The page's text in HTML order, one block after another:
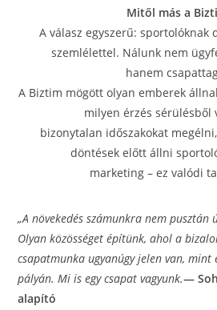
Mitől más a
A válasz egyszerű: sportolóknak
szemlélettel. Nálunk nem
hanem
A Biztim mögött olyan emberek
milyen érzés sérülésből
bizonytalan időszakokat
döntések előtt állni
marketing – ez valódi
„A növekedés számunkra nem pusztán
Olyan közösséget építünk, ahol a
csapatmunka ugyanúgy jelen van, mint
pályán. Mi is egy csapat vagyunk.—
alapító